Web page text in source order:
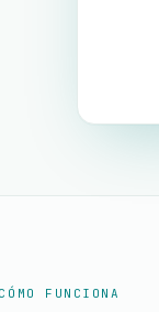
CÓMO FUNCIONA